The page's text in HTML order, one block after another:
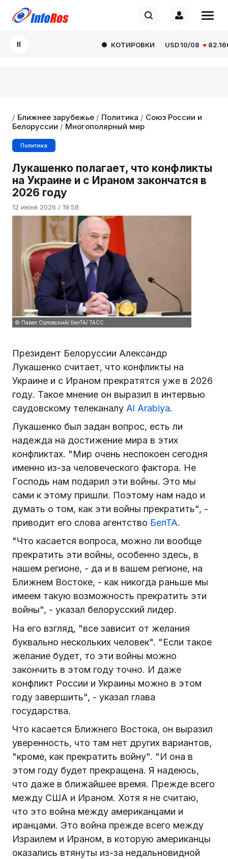
КОТИРОВКИ USD10/08 82.1665
/ Ближнее зарубежье / Политика / Союз России и
Белоруссии / Многополярный мир
Политика
Лукашенко полагает, что конфликты
на Украине и с Ираном закончатся в
2026 году
12 июня 2026 / 19:58
© Павел Орловский/ БелТА/ ТАСС
Президент Белоруссии Александр
Лукашенко считает, что конфликты на
Украине и с Ираном прекратятся уже в 2026
году. Такое мнение он выразил в интервью
саудовскому телеканалу Al Arabiya.
Лукашенко был задан вопрос, есть ли
надежда на достижение мира в этих
конфликтах. "Мир очень неспокоен сегодня
именно из-за человеческого фактора. Не
Господь нам подарил эти войны. Это мы
сами к этому пришли. Поэтому нам надо и
думать о том, как эти войны прекратить", -
приводит его слова агентство БелТА.
"Что касается вопроса, можно ли вообще
прекратить эти войны, особенно здесь, в
нашем регионе, - да и в вашем регионе, на
Ближнем Востоке, - как никогда раньше мы
имеем такую возможность прекратить эти
войны", - указал белорусский лидер.
На его взгляд, "все зависит от желания
буквально нескольких человек". "Если такое
желание будет, то эти войны можно
закончить в этом году точно. И даже
конфликт России и Украины можно в этом
году завершить", - указал глава
государства.
Что касается Ближнего Востока, он выразил
уверенность, что там нет других вариантов,
"кроме, как прекратить войну". "И она в
этом году будет прекращена. Я надеюсь,
что даже в ближайшее время. Прежде всего
между США и Ираном. Хотя я не считаю,
что это война между американцами и
иранцами. Это война прежде всего между
Израилем и Ираном, в которую американцы
оказались втянуты из-за недальновидной